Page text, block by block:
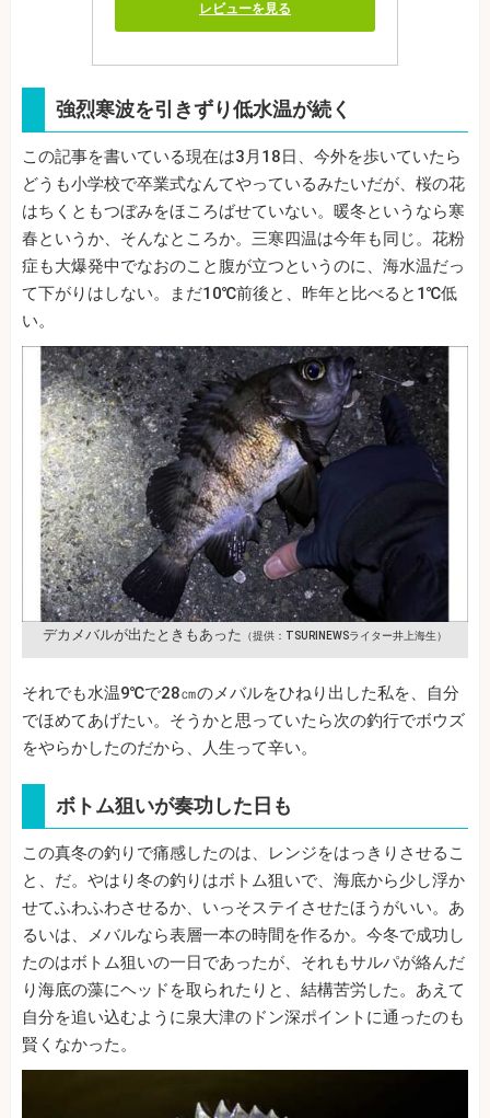
レビューを見る
強烈寒波を引きずり低水温が続く
この記事を書いている現在は3月18日、今外を歩いていたら
どうも小学校で卒業式なんてやっているみたいだが、桜の花
はちくともつぼみをほころばせていない。暖冬というなら寒
春というか、そんなところか。三寒四温は今年も同じ。花粉
症も大爆発中でなおのこと腹が立つというのに、海水温だっ
て下がりはしない。まだ10℃前後と、昨年と比べると1℃低
い。
デカメバルが出たときもあった （提供：TSURINEWSライター井上海生）
それでも水温9℃で28㎝のメバルをひねり出した私を、自分
でほめてあげたい。そうかと思っていたら次の釣行でボウズ
をやらかしたのだから、人生って辛い。
ボトム狙いが奏功した日も
この真冬の釣りで痛感したのは、レンジをはっきりさせるこ
と、だ。やはり冬の釣りはボトム狙いで、海底から少し浮か
せてふわふわさせるか、いっそステイさせたほうがいい。あ
るいは、メバルなら表層一本の時間を作るか。今冬で成功し
たのはボトム狙いの一日であったが、それもサルパが絡んだ
り海底の藻にヘッドを取られたりと、結構苦労した。あえて
自分を追い込むように泉大津のドン深ポイントに通ったのも
賢くなかった。